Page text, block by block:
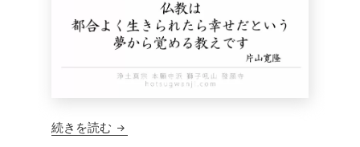
続きを読む 獅子吼短信 379